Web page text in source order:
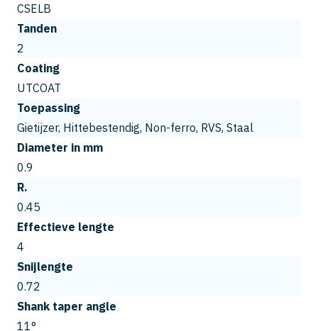
CSELB
Tanden
2
Coating
UTCOAT
Toepassing
Gietijzer, Hittebestendig, Non-ferro, RVS, Staal
Diameter in mm
0.9
R.
0.45
Effectieve lengte
4
Snijlengte
0.72
Shank taper angle
11°